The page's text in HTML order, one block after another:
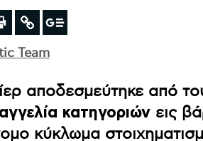
Team
αποδεσμεύτηκε από
κατηγοριών εις
κύκλωμα